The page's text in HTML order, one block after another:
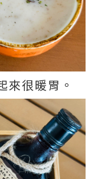
來很暖胃。